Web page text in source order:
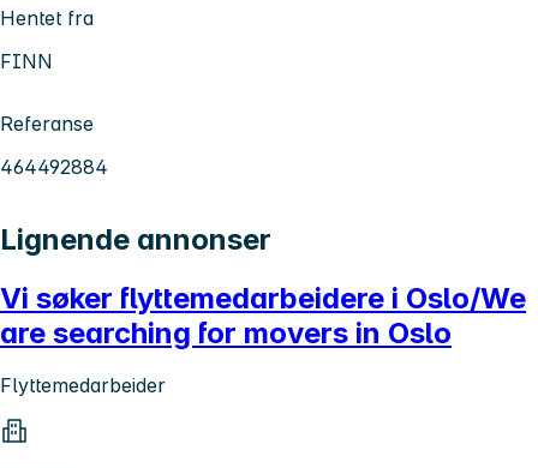
Hentet fra
FINN
Referanse
464492884
Lignende annonser
Vi søker flyttemedarbeidere i Oslo/We
are searching for movers in Oslo
Flyttemedarbeider